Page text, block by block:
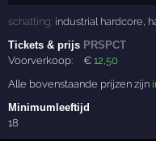
schatting: industrial hardcore
Tickets & prijs PRSPCT
Voorverkoop:
€12 ,50
Alle bovenstaande prijzen zijn
Minimumleeftijd
18